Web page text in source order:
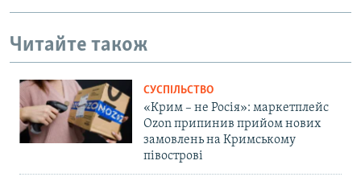
Читайте також
СУСПІЛЬСТВО
«Крим – не Росія»: маркетплейс
Ozon припинив прийом нових
замовлень на Кримському
півострові